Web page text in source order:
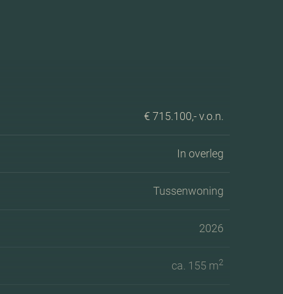
€ 715.100,- v.o.n.
In overleg
Tussenwoning
2026
ca. 155 m2